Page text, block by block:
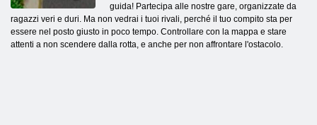
guida! Partecipa alle nostre gare, organizzate da
ragazzi veri e duri. Ma non vedrai i tuoi rivali, perché il tuo compito sta per
essere nel posto giusto in poco tempo. Controllare con la mappa e stare
attenti a non scendere dalla rotta, e anche per non affrontare l'ostacolo.